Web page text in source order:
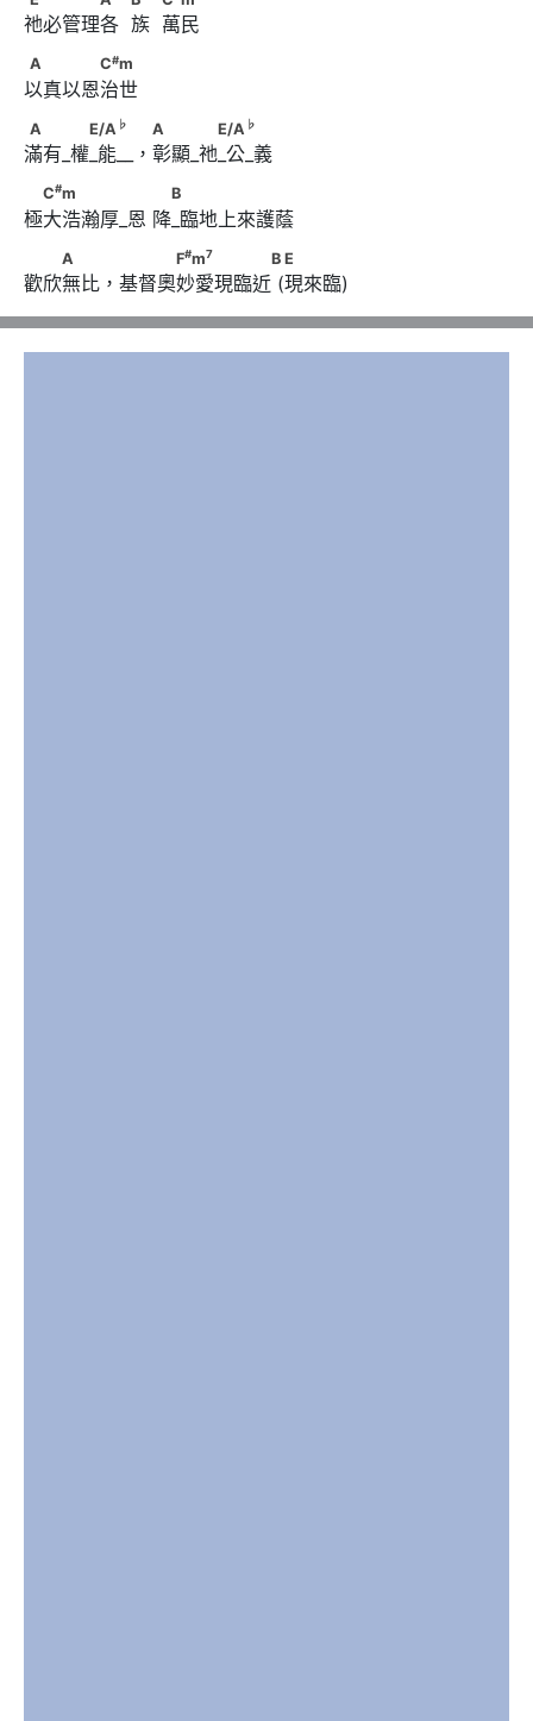
祂必管理各  族  萬民
A　　　　C#
A C#m
以真以恩治世
A　　 　E/A
A　　 　E/A
A E/A ♭ A E/A ♭
滿有_權_能__，彰顯_祂_公_義
C#m　　　　 　      　B
C#m B
極大浩瀚厚_恩 降_臨地上來護蔭
A　　 　　　F# m B       E
A F#m7 B E
歡欣無比，基督奧妙愛現臨近 (現來臨)